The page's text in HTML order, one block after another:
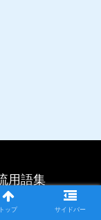
用語集
ター
トップ サイドバー